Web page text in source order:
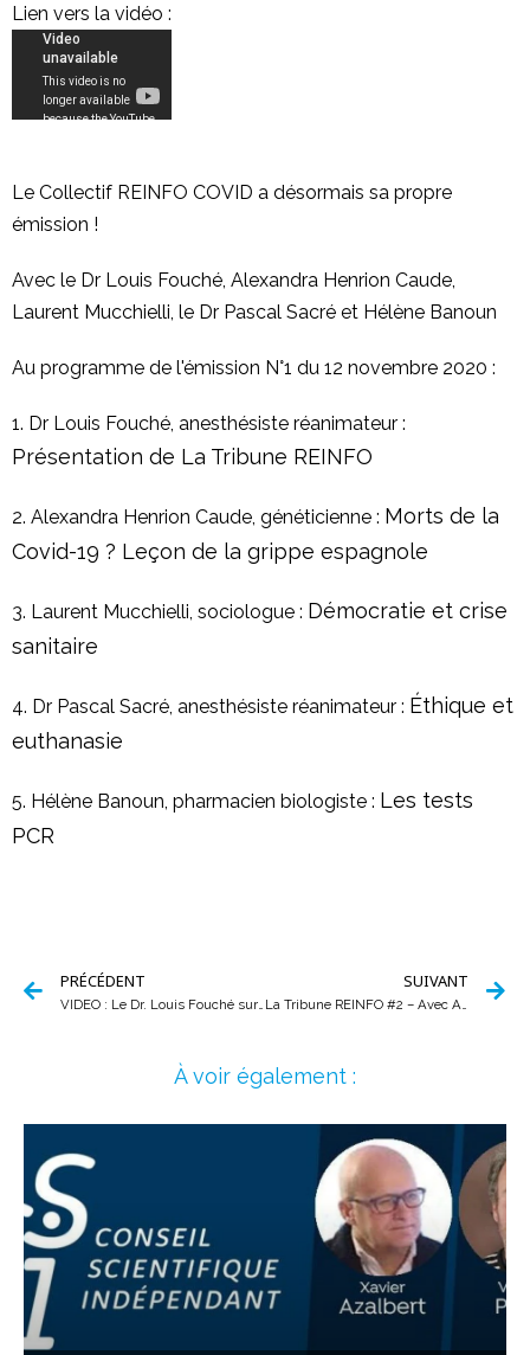
Lien vers la vidéo :
Le Collectif REINFO COVID a désormais sa propre
émission !
Avec le Dr Louis Fouché, Alexandra Henrion Caude,
Laurent Mucchielli, le Dr Pascal Sacré et Hélène Banoun
Au programme de l'émission N°1 du 12 novembre 2020 :
1. Dr Louis Fouché, anesthésiste réanimateur :
Présentation de La Tribune REINFO
2. Alexandra Henrion Caude, généticienne : Morts de la
Covid-19 ? Leçon de la grippe espagnole
3. Laurent Mucchielli, sociologue : Démocratie et crise
sanitaire
4. Dr Pascal Sacré, anesthésiste réanimateur : Éthique et
euthanasie
5. Hélène Banoun, pharmacien biologiste : Les tests
PCR
PRÉCÉDENT SUIVANT
À voir également :